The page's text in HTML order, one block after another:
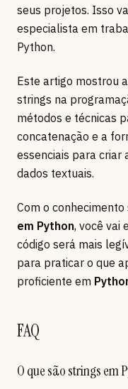
seus projetos. Isso
especialista em
Python.
Este artigo mostrou
strings na
métodos e técnicas
concatenação e a
essenciais para criar
dados textuais.
Com o
em Python, você vai
código será mais
para praticar o que
proficiente em
FAQ
O que são strings em